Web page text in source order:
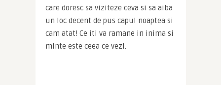
care doresc sa viziteze ceva si sa aiba
un loc decent de pus capul noaptea si
cam atat! Ce iti va ramane in inima si
minte este ceea ce vezi.